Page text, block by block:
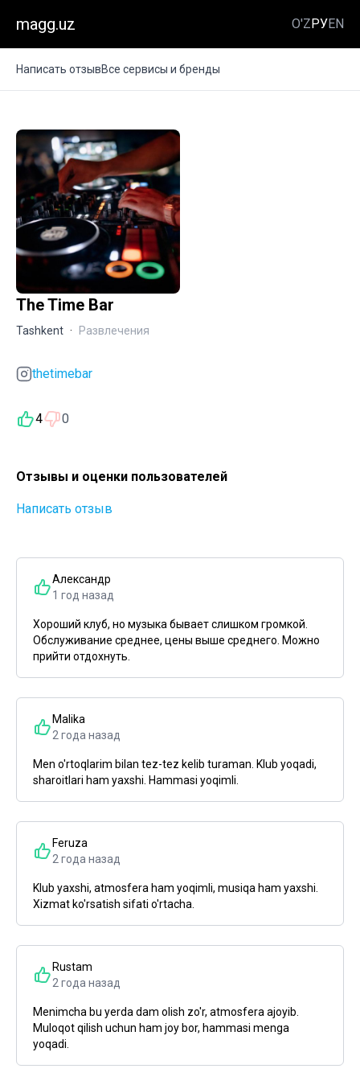
magg.uz O'ZРУEN
Написать отзывВсе сервисы и бренды
The Time Bar
Tashkent · Развлечения
thetimebar
4 0
Отзывы и оценки пользователей
Написать отзыв
Александр
1 год назад
Хороший клуб, но музыка бывает слишком громкой.
Обслуживание среднее, цены выше среднего. Можно
прийти отдохнуть.
Malika
2 года назад
Men o'rtoqlarim bilan tez-tez kelib turaman. Klub yoqadi,
sharoitlari ham yaxshi. Hammasi yoqimli.
Feruza
2 года назад
Klub yaxshi, atmosfera ham yoqimli, musiqa ham yaxshi.
Xizmat ko'rsatish sifati o'rtacha.
Rustam
2 года назад
Menimcha bu yerda dam olish zo'r, atmosfera ajoyib.
Muloqot qilish uchun ham joy bor, hammasi menga
yoqadi.